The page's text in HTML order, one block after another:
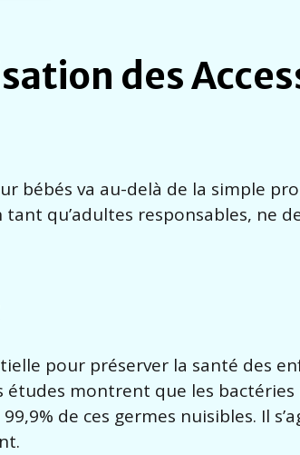
des
bébés va au-delà de la simple
qu’adultes responsables, ne
pour préserver la santé des
études montrent que les
de ces germes nuisibles. Il